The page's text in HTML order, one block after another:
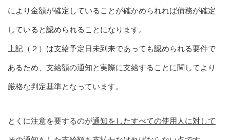
により金額が確定していることが確かめられれば債務が確定
していると認められることになります。
上記（２）は支給予定日未到来であっても認められる要件で
あるため、支給額の通知と実際に支給することに関してより
厳格な判定基準となっています。
とくに注意を要するのが通知をしたすべての使用人に対して